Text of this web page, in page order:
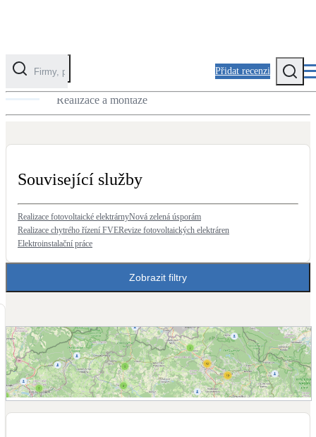
Přidat recenzi
Fotovoltaika
Tepelná čerpadla
Klimatizace pro vytápění
Obálka budovy
Solární termický systém
Na přípravu teplé vody i přitápění
Elektrické přípojky
Realizace a montáže
Související služby
Realizace fotovoltaické elektrárnyNová zelená úsporám
Realizace chytrého řízení FVERevize fotovoltaických elektráren
Elektroinstalační práce
Zobrazit filtry